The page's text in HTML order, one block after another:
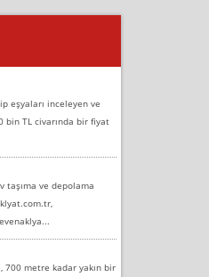
eşyaları inceleyen ve
bin TL civarında bir fiyat
taşıma ve depolama
700 metre kadar yakın bir